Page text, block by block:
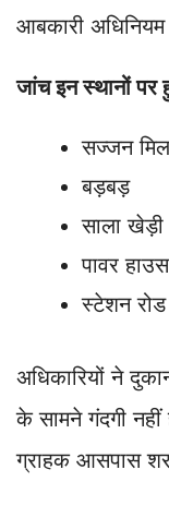
आबकारी
जांच इन स्थानों पर
सज्जन मिल
बड़बड़
साला खेड़ी
पावर हाउस
स्टेशन
अधिकारियों ने
के सामने गंदगी
ग्राहक आसपास